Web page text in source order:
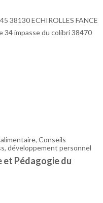
38130 ECHIROLLES FANCE
34 impasse du colibri 38470
Conseils
développement personnel
et Pédagogie du